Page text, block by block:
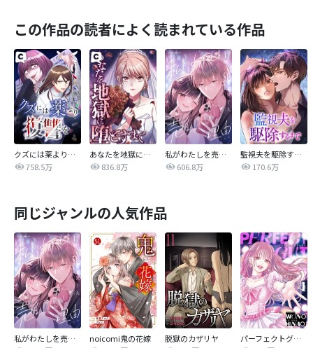
この作品の読者によく読まれている作品
クズには薬より復讐を
758.5万
あなたを地獄に堕とすまで
836.8万
私がわたしを売る理由
606.8万
監視夫を駆除するまで
170.6万
同じジャンルの人気作品
私がわたしを売る理由
noicomi鬼の花嫁
脱獄のカザリヤ
パーフェクトグリッター